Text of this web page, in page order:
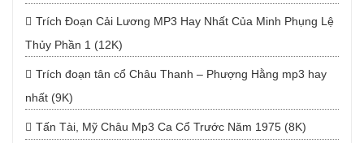
Trích Đoạn Cải Lương MP3 Hay Nhất Của Minh Phụng Lệ
Thủy Phần 1 (12K)
Trích đoạn tân cổ Châu Thanh – Phượng Hằng mp3 hay
nhất (9K)
Tấn Tài, Mỹ Châu Mp3 Ca Cổ Trước Năm 1975 (8K)